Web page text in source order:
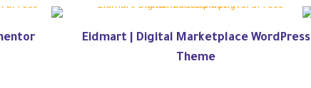
Eidmart | Digital Marketplace WordPress
Theme